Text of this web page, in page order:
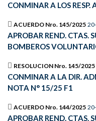
CONMINAR A LOS
ACUERDO Nro. 145/2025
APROBAR REND. CTAS.
BOMBEROS
RESOLUCION Nro. 145/2025
CONMINAR A LA DIR.
NOTA N° 15/25 F1
ACUERDO Nro. 144/2025
APROBAR REND. CTAS.